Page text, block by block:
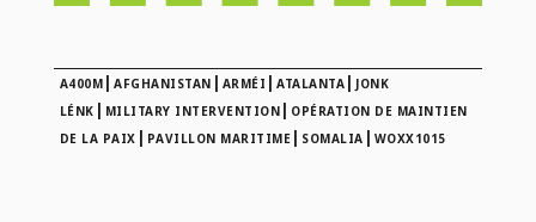
A400M |AFGHANISTAN | ARMÉI |ATALANTA | JONK
LÉNK | MILITARY INTERVENTION | OPÉRATION DE MAINTIEN
DE LA PAIX | PAVILLON MARITIME | SOMALIA | WOXX1015